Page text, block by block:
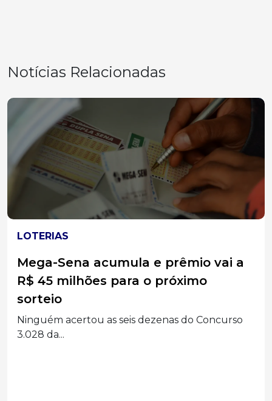
Notícias Relacionadas
LOTERIAS
Quina de São João 2026 – Últimas
horas para apostar
Sorteio especial da Caixa paga R$ 260 milhões
neste...